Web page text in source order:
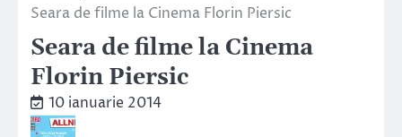
Seara de filme la Cinema Florin Piersic
Seara de filme la Cinema
Florin Piersic
10 ianuarie 2014